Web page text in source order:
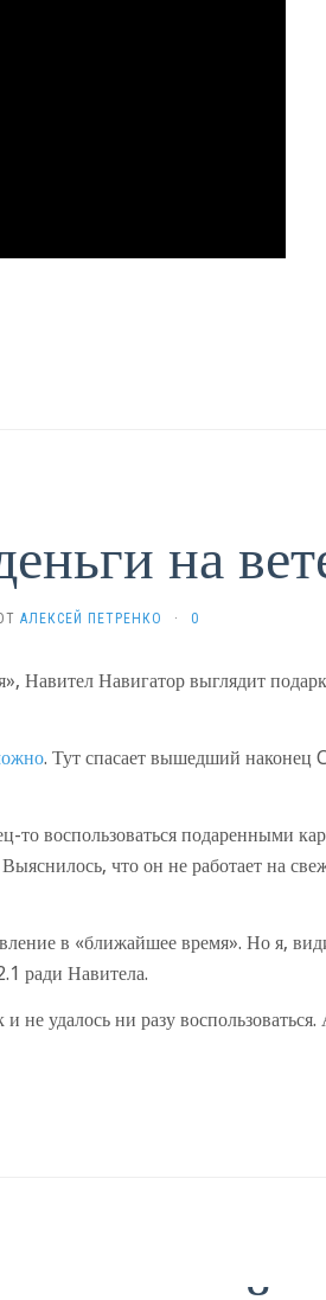
на
АЛЕКСЕЙ ПЕТРЕНКО · 0
Навител Навигатор выглядит
. Тут спасает вышедший наконец
то воспользоваться подаренными
что он не работает на
в «ближайшее время». Но я,
ради Навитела.
не удалось ни разу воспользоваться.